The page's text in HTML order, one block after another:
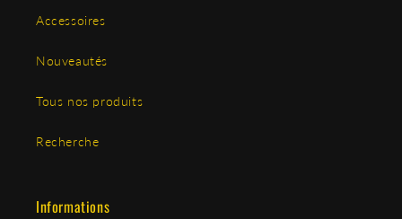
Accessoires
Nouveautés
Tous nos produits
Recherche
Informations